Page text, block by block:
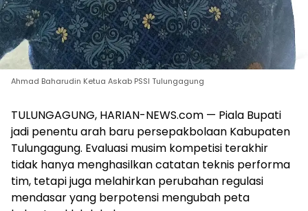
Ahmad Baharudin Ketua Askab PSSI Tulungagung
TULUNGAGUNG, HARIAN-NEWS.com — Piala Bupati
jadi penentu arah baru persepakbolaan Kabupaten
Tulungagung. Evaluasi musim kompetisi terakhir
tidak hanya menghasilkan catatan teknis performa
tim, tetapi juga melahirkan perubahan regulasi
mendasar yang berpotensi mengubah peta